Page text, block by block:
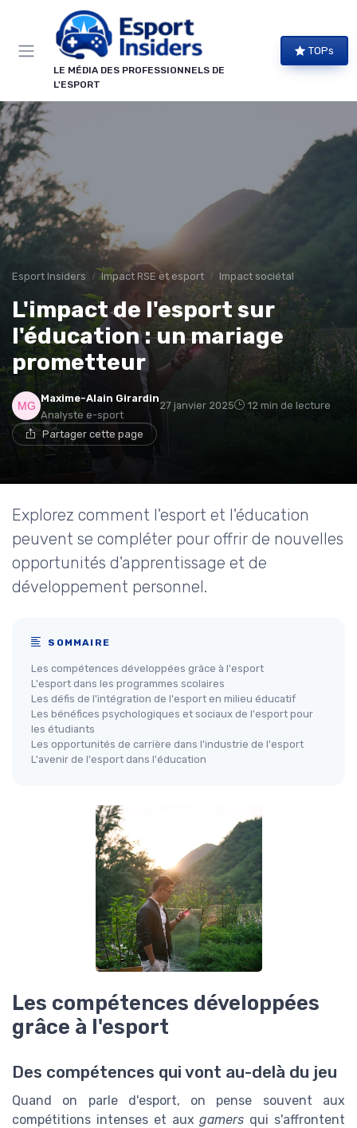
LE MÉDIA DES PROFESSIONNELS DE
L'ESPORT
TOPs
Esport Insiders Impact RSE et esport Impact sociétal
L'impact de l'esport sur
l'éducation : un mariage
prometteur
Maxime-Alain Girardin
Analyste e-sport
27 janvier 2025 12 min de lecture
Partager cette page
Explorez comment l'esport et l'éducation
peuvent se compléter pour offrir de nouvelles
opportunités d'apprentissage et de
développement personnel.
SOMMAIRE
Les compétences développées grâce à l'esport
L'esport dans les programmes scolaires
Les défis de l'intégration de l'esport en milieu éducatif
Les bénéfices psychologiques et sociaux de l'esport pour
les étudiants
Les opportunités de carrière dans l'industrie de l'esport
L'avenir de l'esport dans l'éducation
Les compétences développées
grâce à l'esport
Des compétences qui vont au-delà du jeu
Quand on parle d'esport, on pense souvent aux
compétitions intenses et auxgamers qui s'affrontent
Panneau de gestion des cookies